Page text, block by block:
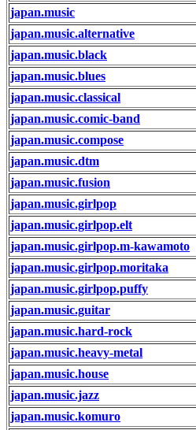
japan.music
japan.music.alternative
japan.music.black
japan.music.blues
japan.music.classical
japan.music.comic-band
japan.music.compose
japan.music.dtm
japan.music.fusion
japan.music.girlpop
japan.music.girlpop.elt
japan.music.girlpop.m-kawamoto
japan.music.girlpop.moritaka
japan.music.girlpop.puffy
japan.music.guitar
japan.music.hard-rock
japan.music.heavy-metal
japan.music.house
japan.music.jazz
japan.music.komuro